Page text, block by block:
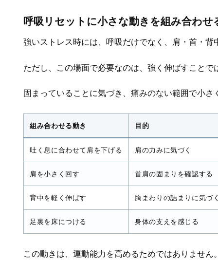
呼吸リセットに小さな動きを組み合わせ
強いストレス時には、呼吸だけでなく、肩・首・
ただし、この場面で必要なのは、強く伸ばすことで
固まっていることに気づき、痛みのない範囲で小さ
組み合わせる動き 目的
吐く息に合わせて肩を下げる 肩の力みに気づく
肩を小さく回す 首肩の固まりを確認する
背中を軽く伸ばす 胸まわりの詰まりに気づ
足裏を床につける 身体の支えを感じる
この動きは、運動能力を高めるためではありません